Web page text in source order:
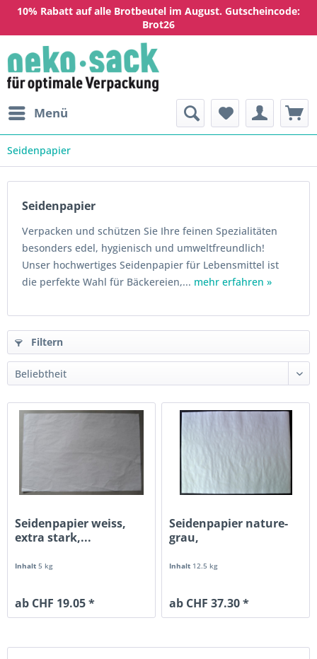
10% Rabatt auf alle Brotbeutel im August. Gutscheincode:
Brot26
Menü
Seidenpapier
Seidenpapier
Verpacken und schützen Sie Ihre feinen Spezialitäten
besonders edel, hygienisch und umweltfreundlich!
Unser hochwertiges Seidenpapier für Lebensmittel ist
die perfekte Wahl für Bäckereien,... mehr erfahren »
Filtern
Seidenpapier weiss,
extra stark,...
Inhalt5 kg
ab CHF 19.05 *
Seidenpapier nature-
grau,
Inhalt 12.5 kg
ab CHF 37.30 *